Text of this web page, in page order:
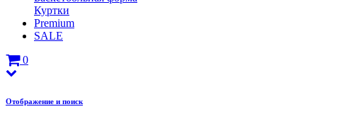
Куртки
Premium
SALE
0
Отображение и поиск